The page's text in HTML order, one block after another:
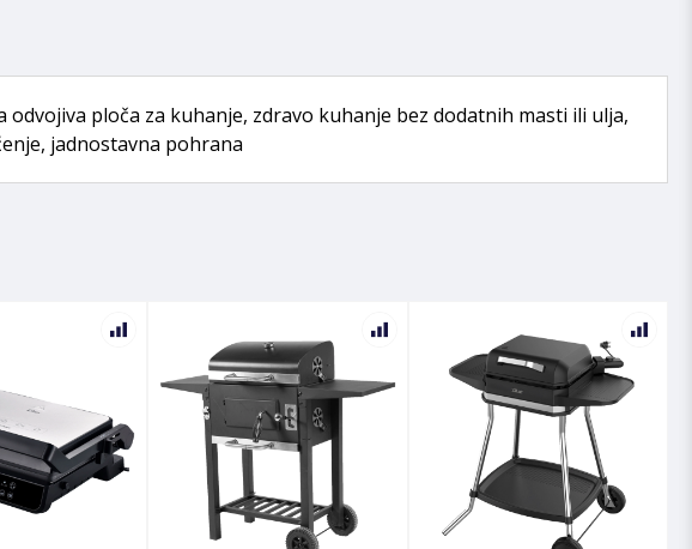
ploča za kuhanje, zdravo kuhanje bez dodatnih masti ili ulja,
jadnostavna pohrana